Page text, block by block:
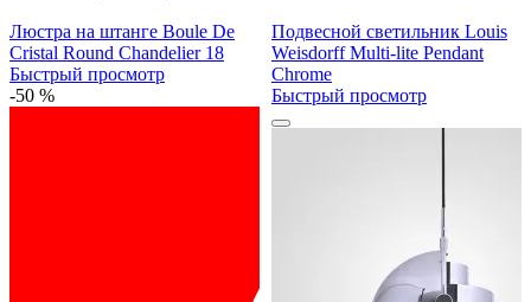
Люстра на штанге Boule De
Cristal Round Chandelier 18
Быстрый просмотр
-50 %
Подвесной светильник Louis
Weisdorff Multi-lite Pendant
Chrome
Быстрый просмотр